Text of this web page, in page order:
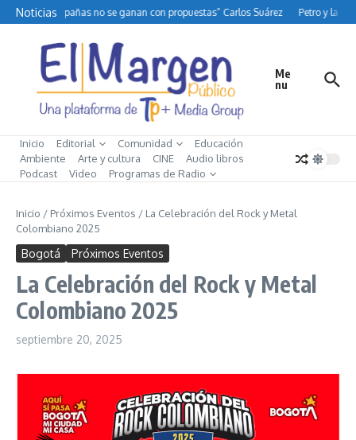
Saltar al contenido
Noticias
“Las campañas no se ganan con propuestas” Carlos Suárez Petro y la
Me
nu
Inicio Editorial Comunidad
Educación
Ambiente
Arte y cultura CINE
Audio libros
Podcast
Video Programas de Radio
Inicio / Próximos Eventos / La Celebración del Rock y Metal
Colombiano 2025
Bogotá Próximos Eventos
La Celebración del Rock y Metal
Colombiano 2025
septiembre 20, 2025